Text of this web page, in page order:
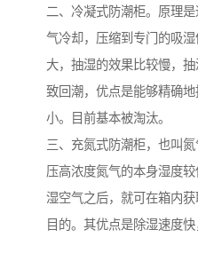
二、冷凝式防潮柜。原理
气冷却，压缩到专门的吸
大，抽湿的效果比较慢，
致回潮，优点是能够精确
小。目前基本被淘汰。
三、充氮式防潮柜，也叫
压高浓度氮气的本身湿度
湿空气之后，就可在箱内
目的。其优点是除湿速度快